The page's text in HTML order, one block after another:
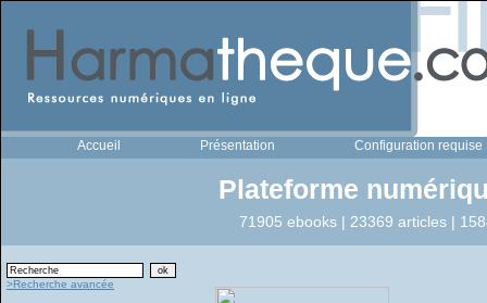
Accueil Présentation Configuration requise
Plateforme
71905 ebooks | 23369 articles |
>Recherche avancée